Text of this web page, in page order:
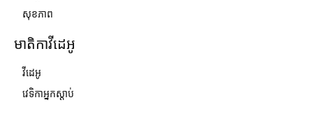
សុខភាព
មាតិកាវីដេអូ
វីដេអូ
វេទិកាអ្នកស្ដាប់